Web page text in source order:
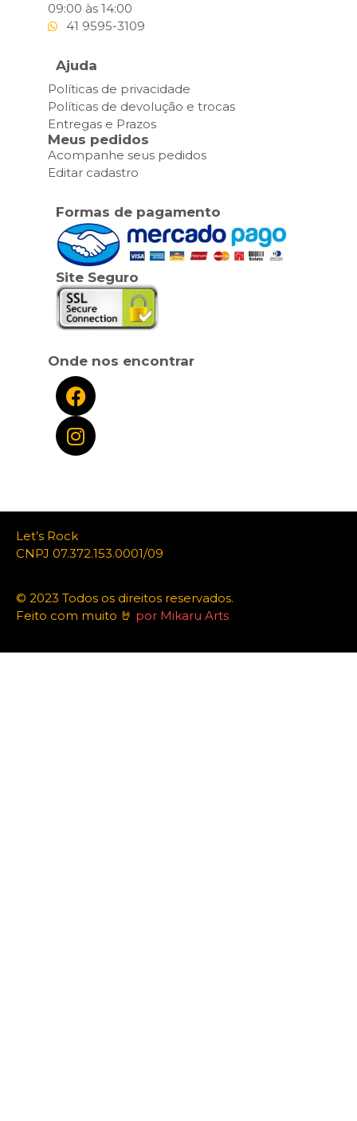
09:00 às 14:00
41 9595-3109
Ajuda
Políticas de privacidade
Políticas de devolução e trocas
Entregas e Prazos
Meus pedidos
Acompanhe seus pedidos
Editar cadastro
Formas de pagamento
Site Seguro
Onde nos encontrar
Let’s Rock
CNPJ 07.372.153.0001/09
© 2023 Todos os direitos reservados.
Feito com muito 🤘 por Mikaru Arts